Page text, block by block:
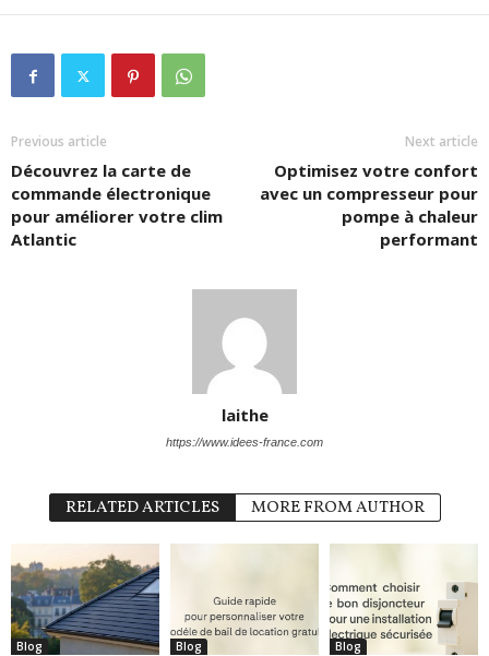
Previous article
Découvrez la carte de
commande électronique
pour améliorer votre clim
Atlantic
Next article
Optimisez votre confort
avec un compresseur pour
pompe à chaleur
performant
laithe
https://www.idees-france.com
RELATED ARTICLES MORE FROM AUTHOR
Blog Blog Blog